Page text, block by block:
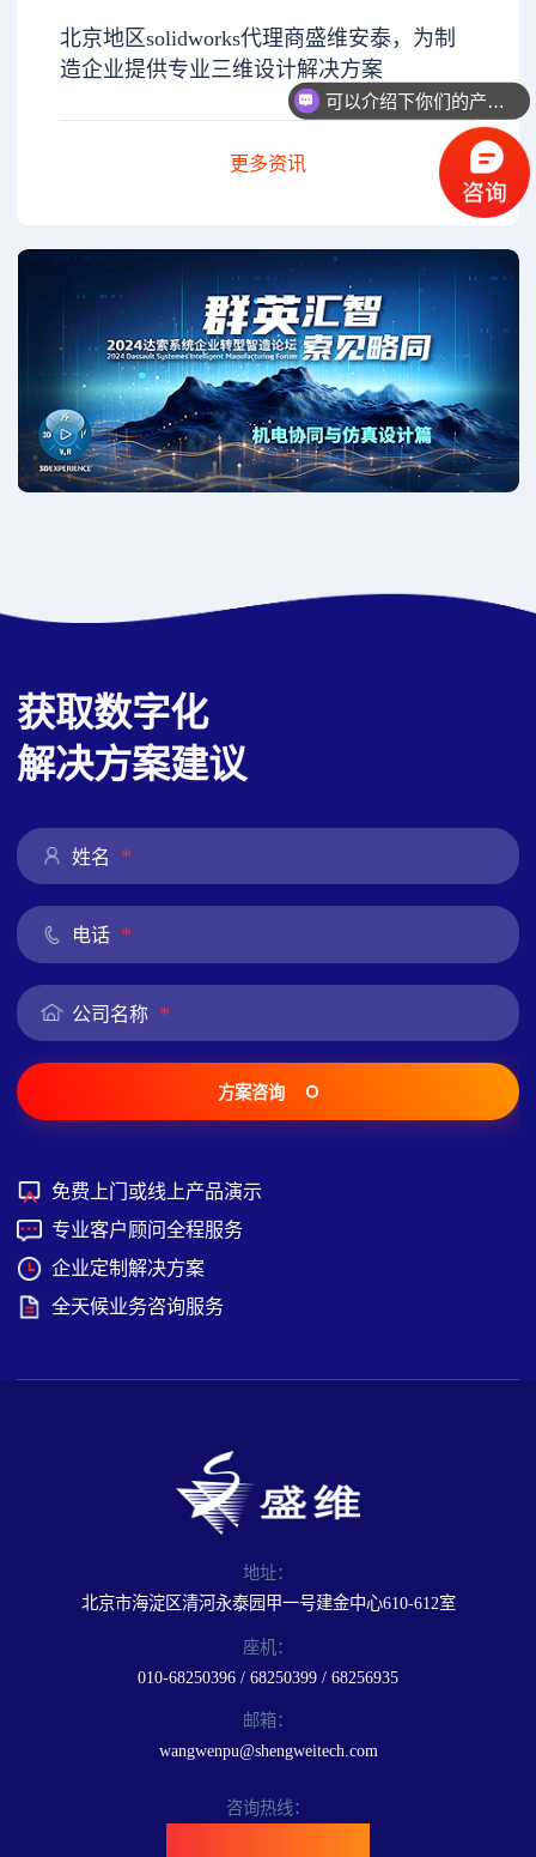
北京地区solidworks代理商盛维安泰，为制
造企业提供专业三维设计解决方案
更多资讯
获取数字化
解决方案建议
姓名 *
电话 *
公司名称 *
方案咨询
免费上门或线上产品演示
专业客户顾问全程服务
企业定制解决方案
全天候业务咨询服务
地址：
北京市海淀区清河永泰园甲一号建金中心610-612室
座机：
010-68250396 / 68250399 / 68256935
邮箱：
wangwenpu@shengweitech.com
咨询热线：